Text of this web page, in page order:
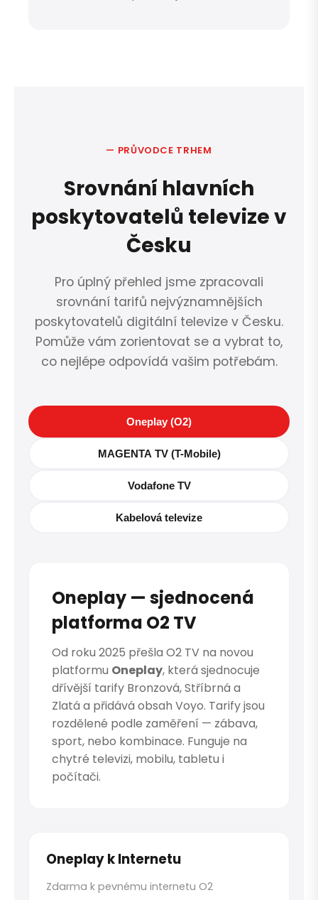
— PRŮVODCE TRHEM
Srovnání hlavních
poskytovatelů televize v
Česku
Pro úplný přehled jsme zpracovali
srovnání tarifů nejvýznamnějších
poskytovatelů digitální televize v Česku.
Pomůže vám zorientovat se a vybrat to,
co nejlépe odpovídá vašim potřebám.
Oneplay (O2)
MAGENTA TV (T-Mobile)
Vodafone TV
Kabelová televize
Oneplay — sjednocená
platforma O2 TV
Od roku 2025 přešla O2 TV na novou
platformu Oneplay, která sjednocuje
dřívější tarify Bronzová, Stříbrná a
Zlatá a přidává obsah Voyo. Tarify jsou
rozdělené podle zaměření — zábava,
sport, nebo kombinace. Funguje na
chytré televizi, mobilu, tabletu i
počítači.
Oneplay k Internetu
Zdarma k pevnému internetu O2